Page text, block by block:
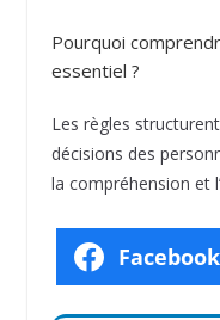
Pourquoi
essentiel ?
Les règles
décisions des
la compréhension et
Facebook